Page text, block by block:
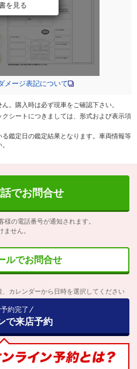
を見る
メージ表記について
。購入時は必ず現車をご確認下さい。
シートにつきましては、形式および表示項
鑑定日の鑑定結果となります。車両情報等
話でお問合せ
の電話番号が通知されます。
ません。
ルでお問合せ
、カレンダーから日時を選択してください
約完了
で来店予約